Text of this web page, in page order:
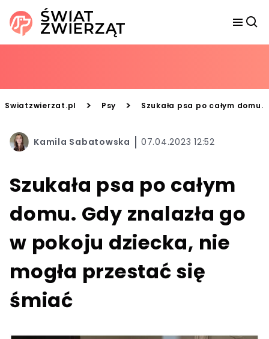
Swiatzwierzat.pl > Psy > Szukała psa po całym
Kamila Sabatowska 07.04.2023 12:52
Szukała psa po całym
domu. Gdy znalazła go
w pokoju dziecka, nie
mogła przestać się
śmiać